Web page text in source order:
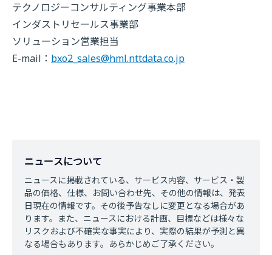
テクノロジーコンサルティング事業本部
インダストリセールス事業部
ソリューション営業担当
E-mail： bxo2_sales@hml.nttdata.co.jp
ニュースについて
ニュースに掲載されている、サービス内容、サービス・製
品の価格、仕様、お問い合わせ先、その他の情報は、発表
日現在の情報です。その後予告なしに変更となる場合があ
ります。また、ニュースにおける計画、目標などは様々な
リスクおよび不確実な事実により、実際の結果が予測と異
なる場合もあります。あらかじめご了承ください。